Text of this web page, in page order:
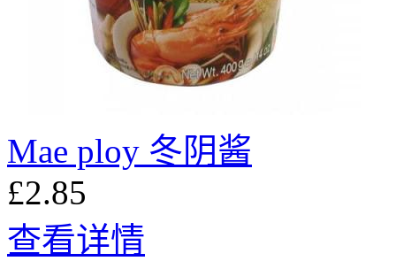
Mae ploy 冬阴酱
£2.85
查看详情